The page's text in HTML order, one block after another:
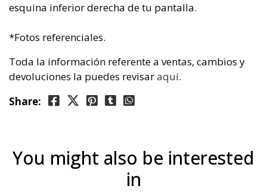
esquina inferior derecha de tu pantalla.
*Fotos referenciales.
Toda la información referente a ventas, cambios y
devoluciones la puedes revisaraquí.
Share:
You might also be interested
in